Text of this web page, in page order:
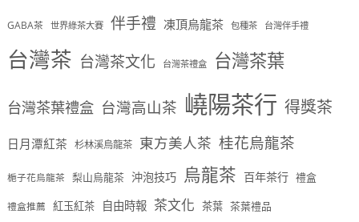
GABA茶 世界綠茶大賽 伴手禮 凍頂烏龍茶 包種茶 台灣伴手禮
台灣茶 台灣茶文化 台灣茶禮盒 台灣茶葉
台灣茶葉禮盒 台灣高山茶 嶢陽茶行 得獎茶
日月潭紅茶 杉林溪烏龍茶 東方美人茶 桂花烏龍茶
梔子花烏龍茶 梨山烏龍茶 沖泡技巧 烏龍茶 百年茶行 禮盒
禮盒推薦 紅玉紅茶 自由時報 茶文化 茶葉 茶葉禮品